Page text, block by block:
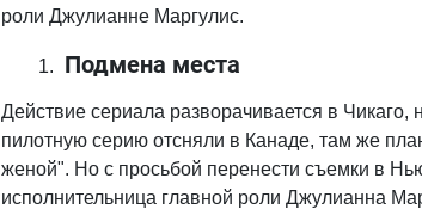
роли Джулианне Маргулис.
Подмена места
Действие сериала разворачивается в
пилотную серию отсняли в Канаде, там же
женой". Но с просьбой перенести съемки в
исполнительница главной роли Джулианна